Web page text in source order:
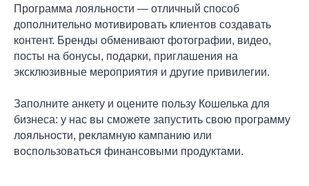
Программа лояльности — отличный способ
дополнительно мотивировать клиентов создавать
контент. Бренды обменивают фотографии, видео,
посты на бонусы, подарки, приглашения на
эксклюзивные мероприятия и другие привилегии.
Заполните анкету и оцените пользу Кошелька для
бизнеса: у нас вы сможете запустить свою программу
лояльности, рекламную кампанию или
воспользоваться финансовыми продуктами.